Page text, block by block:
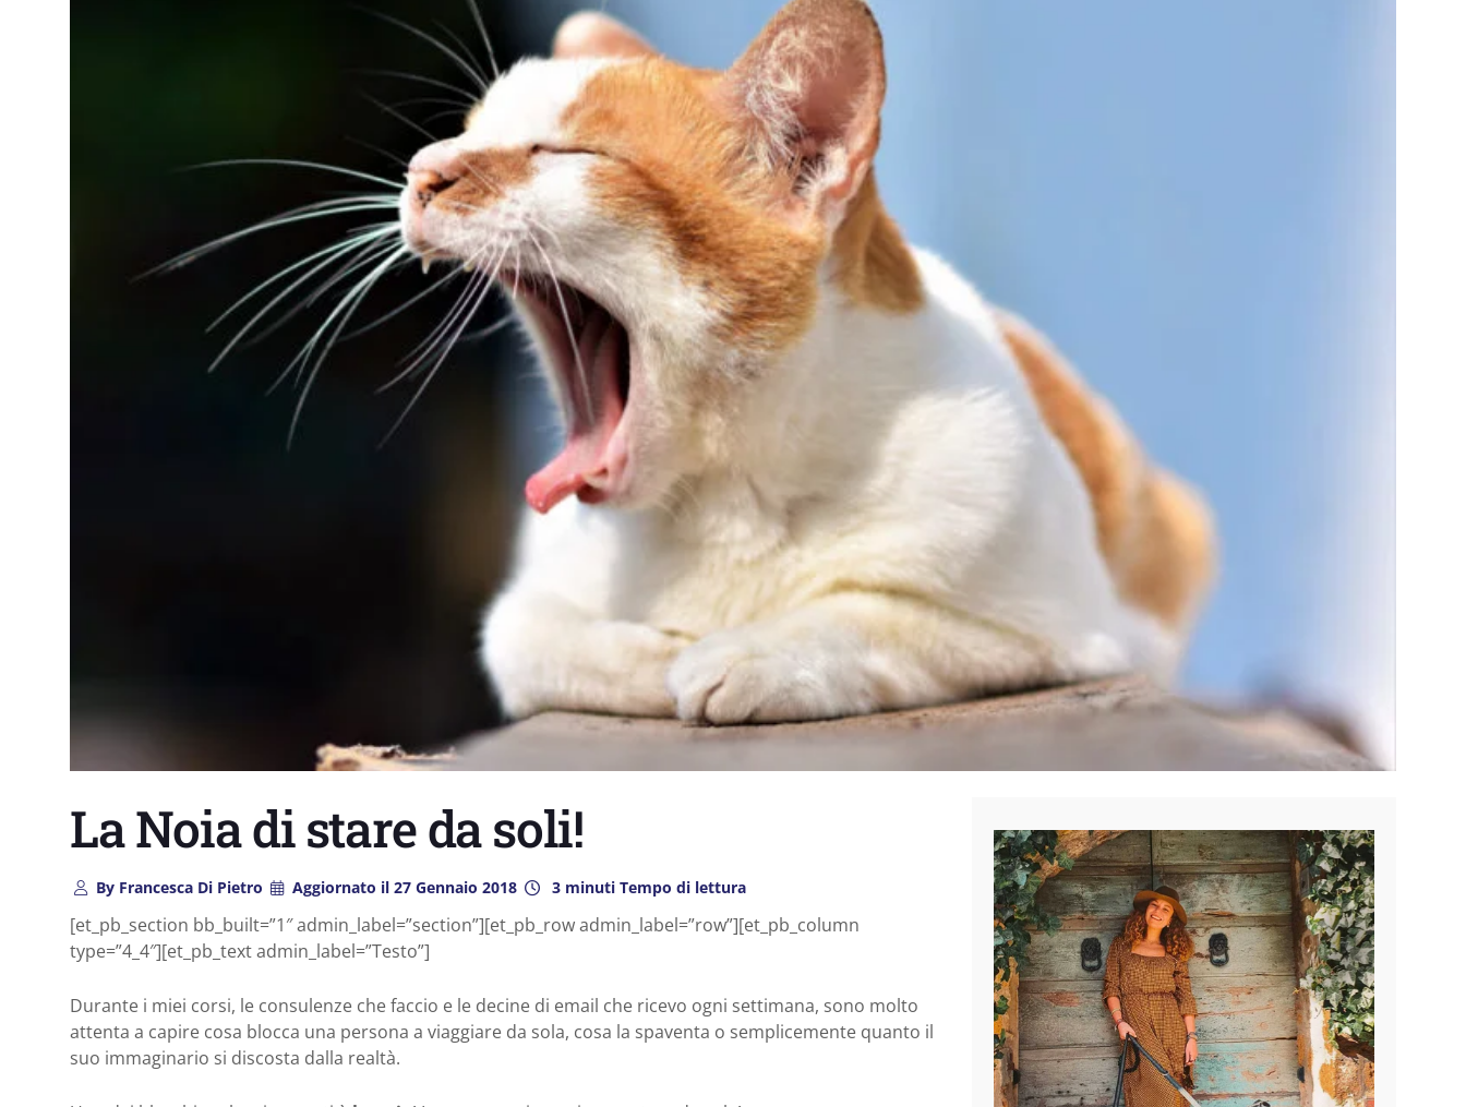
La Noia di stare da soli!
ByFrancesca Di Pietro Aggiornato il 27 Gennaio 2018 3 minuti Tempo di lettura
[et_pb_section bb_built=”1″ admin_label=”section”][et_pb_row admin_label=”row”][et_pb_column
type=”4_4″][et_pb_text admin_label=”Testo”]
Durante i miei corsi, le consulenze che faccio e le decine di email che ricevo ogni settimana, sono molto
attenta a capire cosa blocca una persona a viaggiare da sola, cosa la spaventa o semplicemente quanto il
suo immaginario si discosta dalla realtà.